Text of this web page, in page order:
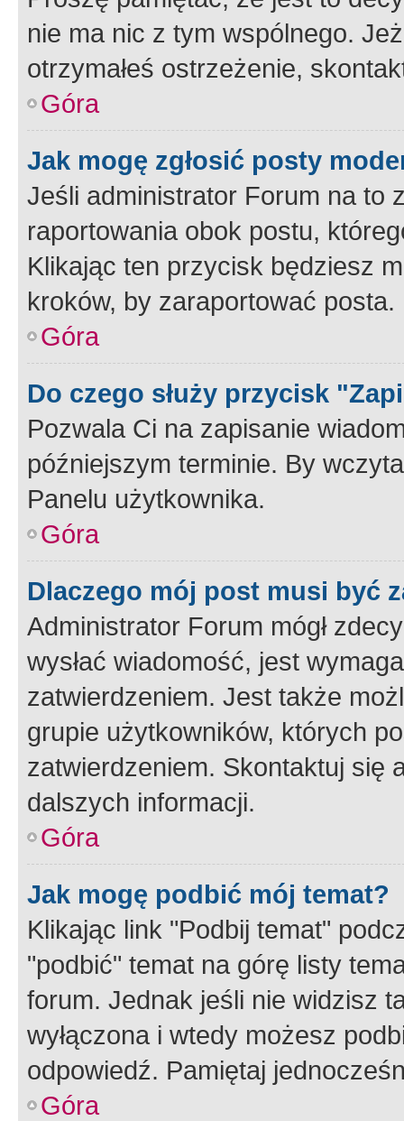
nie ma nic z tym wspólnego.
otrzymałeś ostrzeżenie,
Góra
Jak mogę zgłosić posty
Jeśli administrator Forum na to
raportowania obok postu,
Klikając ten przycisk będziesz
kroków, by zaraportować posta.
Góra
Do czego służy przycisk
Pozwala Ci na zapisanie
późniejszym terminie. By
Panelu użytkownika.
Góra
Dlaczego mój post musi być
Administrator Forum mógł
wysłać wiadomość, jest
zatwierdzeniem. Jest także
grupie użytkowników, których
zatwierdzeniem. Skontaktuj się
dalszych informacji.
Góra
Jak mogę podbić mój temat?
Klikając link "Podbij temat"
"podbić" temat na górę listy
forum. Jednak jeśli nie widzisz
wyłączona i wtedy możesz
odpowiedź. Pamiętaj
Góra